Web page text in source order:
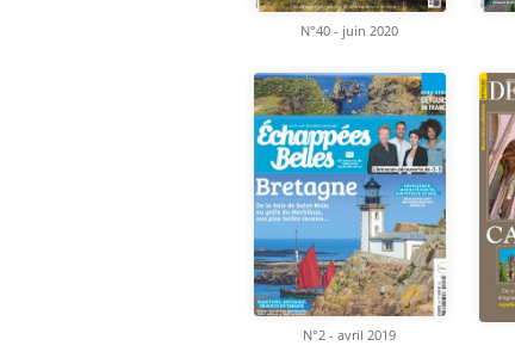
N°40 - juin 2020
N°2 - avril 2019